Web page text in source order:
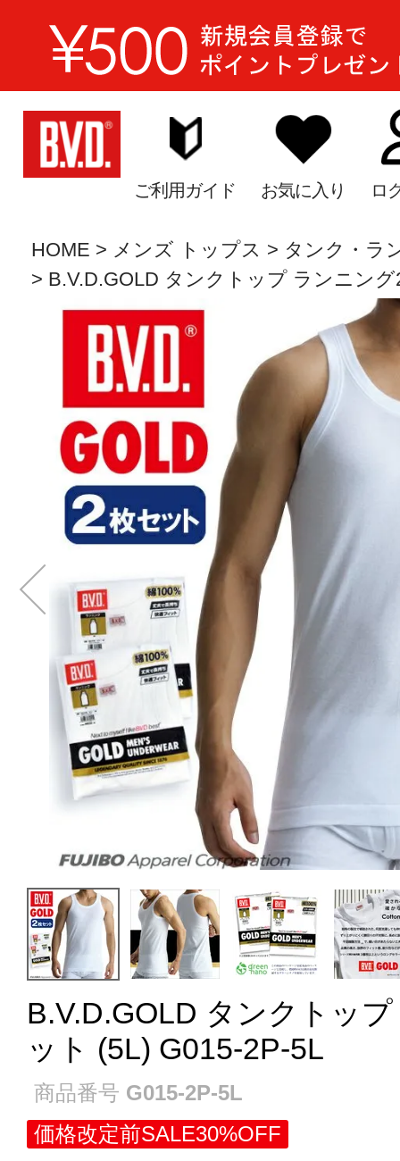
ご利用ガイド お気に入り ロ
HOME メンズ トップス
タンク・ラ
B.V.D.GOLD タンクトップ ランニン
B.V.D.GOLD タンクトッ
ット (5L) G015-2P-5L
商品番号 G015-2P-5L
価格改定前SALE30%OFF